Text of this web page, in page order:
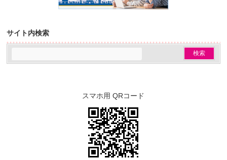
サイト内検索
スマホ用 QRコード